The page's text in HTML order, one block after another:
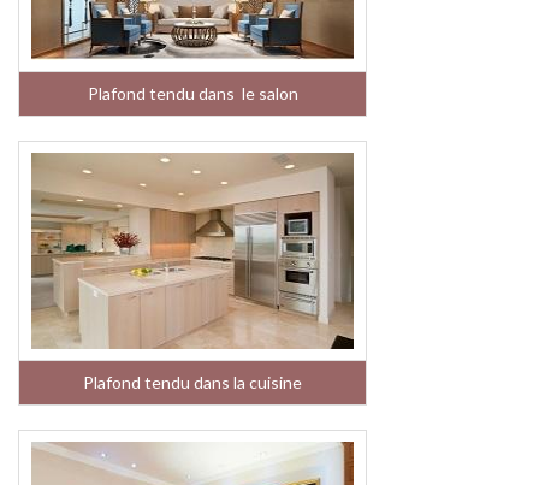
Plafond tendu dans le salon
Plafond tendu dans la cuisine